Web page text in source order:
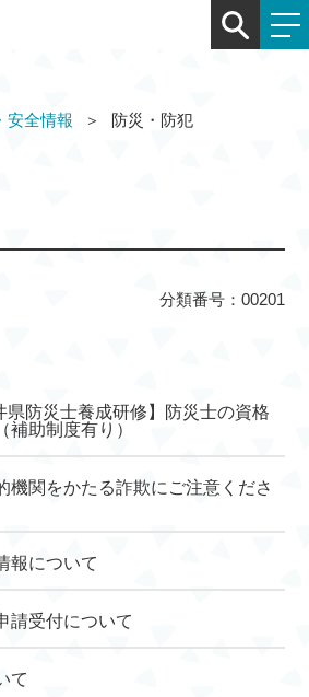
安全情報 防災・防犯
分類番号：00201
県防災士養成研修】防災士の資格
補助制度有り）
機関をかたる詐欺にご注意くださ
報について
請受付について
て